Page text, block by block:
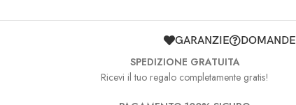
GARANZIE DOMANDE
SPEDIZIONE GRATUITA
Ricevi il tuo regalo completamente gratis!